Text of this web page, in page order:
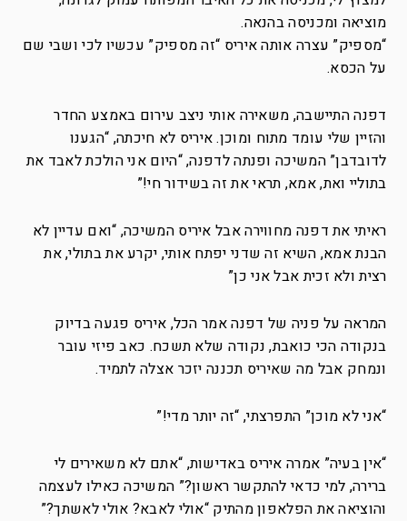
מוציאה ומכניסה בהנאה.
“מספיק” עצרה אותה איריס “זה מספיק” עכשיו לכי ושבי שם
על הכסא.
דפנה התיישבה, משאירה אותי ניצב עירום באמצע החדר
והזיין שלי עומד מתוח ומוכן. איריס לא חיכתה, “הגענו
לדובדבן” המשיכה ופנתה לדפנה, “היום אני הולכת לאבד את
בתוליי ואת, אמא, תראי את זה בשידור חי!”
ראיתי את דפנה מחווירה אבל איריס המשיכה, “ואם עדיין לא
הבנת אמא, השיא זה שדני יפתח אותי, יקרע את בתולי, את
רצית ולא זכית אבל אני כן”
המראה על פניה של דפנה אמר הכל, איריס פגעה בדיוק
בנקודה הכי כואבת, נקודה שלא תשכח. כאב פיזי עובר
ונמחק אבל מה שאיריס תכננה יזכר אצלה לתמיד.
“אני לא מוכן” התפרצתי, “זה יותר מדי!”
“אין בעיה” אמרה איריס באדישות, “אתם לא משאירים לי
ברירה, למי כדאי להתקשר ראשון?” המשיכה כאילו לעצמה
והוציאה את הפלאפון מהתיק “אולי לאבא? אולי לאשתך?”